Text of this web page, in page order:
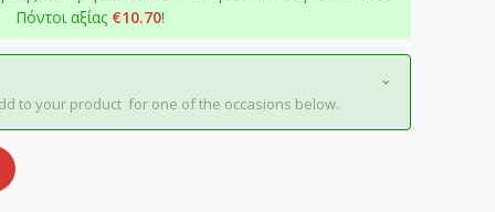
Πόντοι αξίας €10.70!
to your product for one of the occasions below.